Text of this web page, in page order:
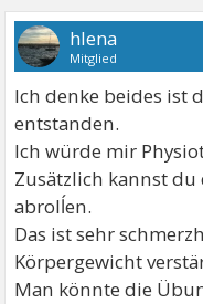
hlena
Mitglied
Ich denke beides ist
entstanden.
Ich würde mir
Zusätzlich kannst
abrolĺen.
Das ist sehr
Körpergewicht
Man könnte die